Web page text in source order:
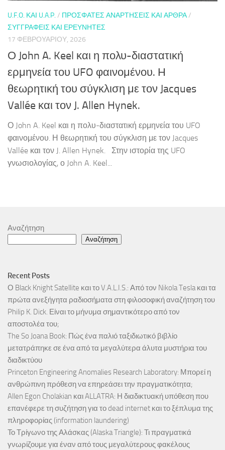
U.F.O. ΚΑΙ U.A.P. / ΠΡΌΣΦΑΤΕΣ ΑΝΑΡΤΉΣΕΙΣ ΚΑΙ ΆΡΘΡΑ/
ΣΥΓΓΡΑΦΕΊΣ ΚΑΙ ΕΡΕΥΝΗΤΈΣ
17 ΦΕΒΡΟΥΑΡΊΟΥ, 2026
Ο John A. Keel και η πολυ-διαστατική
ερμηνεία του UFO φαινομένου. Η
θεωρητική του σύγκλιση με τον Jacques
Vallée και τον J. Allen Hynek.
Ο John A. Keel και η πολυ-διαστατική ερμηνεία του UFO
φαινομένου. Η θεωρητική του σύγκλιση με τον Jacques
Vallée και τον J. Allen Hynek. Στην ιστορία της UFO
γνωσιολογίας, ο John A. Keel...
Αναζήτηση
Αναζήτηση
Recent Posts
Ο Black Knight Satellite και το V.A.L.I.S.: Από τον Nikola Tesla και τα
πρώτα ανεξήγητα ραδιοσήματα στη φιλοσοφική αναζήτηση του
Philip K. Dick. Είναι το μήνυμα σημαντικότερο από τον
αποστολέα του;
The So Joana Book: Πώς ένα παλιό ταξιδιωτικό βιβλίο
μετατράπηκε σε ένα από τα μεγαλύτερα άλυτα μυστήρια του
διαδικτύου
Princeton Engineering Anomalies Research Laboratory: Μπορεί η
ανθρώπινη πρόθεση να επηρεάσει την πραγματικότητα;
Allen Egon Cholakian και ALLATRA: Η διαδικτυακή υπόθεση που
επανέφερε τη συζήτηση για το dead internet και το ξέπλυμα της
πληροφορίας (information laundering)
Το Τρίγωνο της Αλάσκας (Alaska Triangle): Τι πραγματικά
γνωρίζουμε για έναν από τους μεγαλύτερους φακέλους